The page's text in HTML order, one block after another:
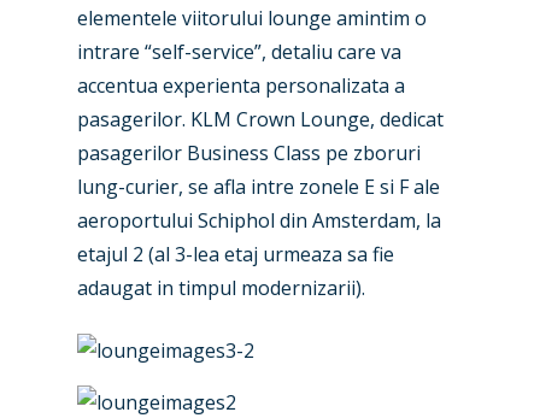
elementele viitorului lounge amintim o
intrare “self-service”, detaliu care va
accentua experienta personalizata a
pasagerilor. KLM Crown Lounge, dedicat
pasagerilor Business Class pe zboruri
lung-curier, se afla intre zonele E si F ale
aeroportului Schiphol din Amsterdam, la
etajul 2 (al 3-lea etaj urmeaza sa fie
adaugat in timpul modernizarii).
Dubai 2025
Paris 2025
Farnborough 2024
Paris 2023
Farnborough 2022
Dubai 2019
Business Jets
Military
Trip Reports
Marketplace
Jobs
Contact